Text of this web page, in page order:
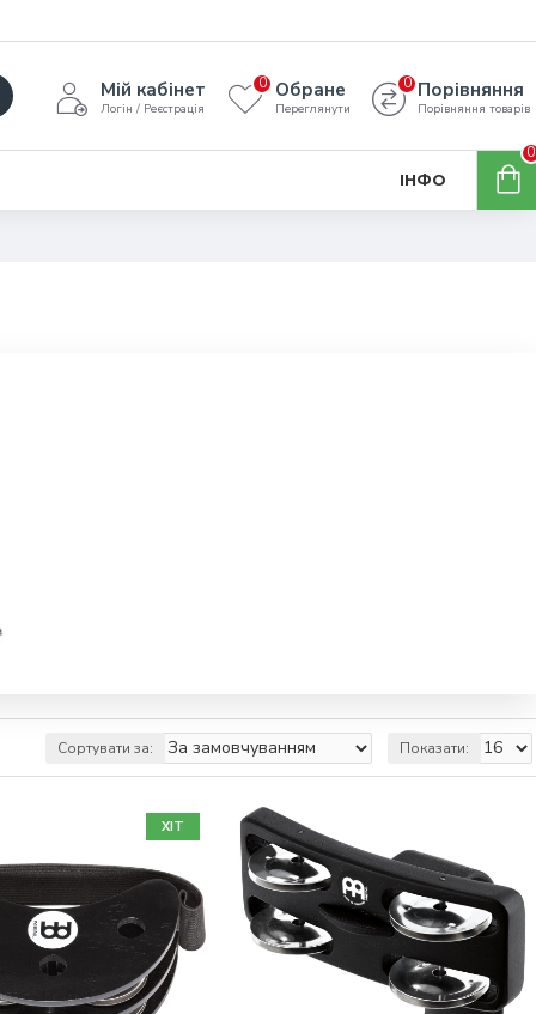
Мій кабінет
Логін / Реєстрація
Обране
Переглянути
0 Порівняння
Порівняння товарів
0
ІНФО
0
Сортувати за: Показати:
ХІТ